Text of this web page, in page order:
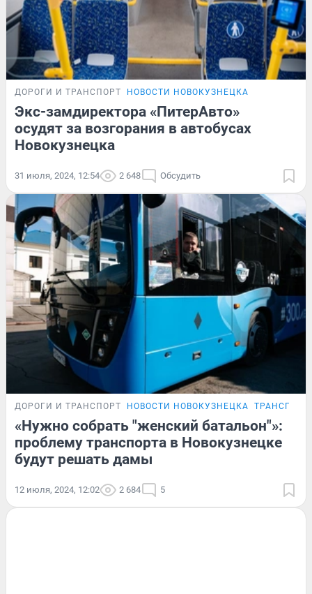
ДОРОГИ И ТРАНСПОРТ НОВОСТИ НОВОКУЗНЕЦКА
Экс-замдиректора «ПитерАвто»
осудят за возгорания в автобусах
Новокузнецка
31 июля, 2024, 12:54 2 648 Обсудить
ДОРОГИ И ТРАНСПОРТ НОВОСТИ НОВОКУЗНЕЦКА
«Нужно собрать "женский батальон"»:
проблему транспорта в Новокузнецке
будут решать дамы
12 июля, 2024, 12:02 2 684 5